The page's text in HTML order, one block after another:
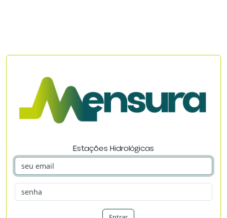
Estações Hidrológicas